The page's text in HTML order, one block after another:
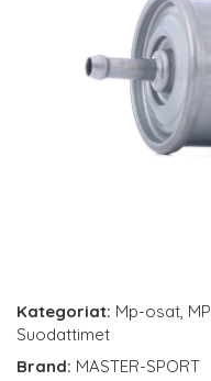
Kategoriat: Mp-osat,
Suodattimet
Brand: MASTER-SPORT